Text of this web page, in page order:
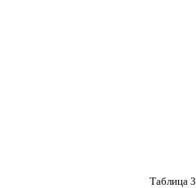
Таблица 3